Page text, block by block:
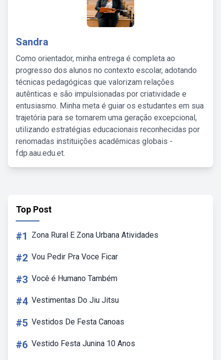
Sandra
Como orientador, minha entrega é completa ao
progresso dos alunos no contexto escolar, adotando
técnicas pedagógicas que valorizam relações
autênticas e são impulsionadas por criatividade e
entusiasmo. Minha meta é guiar os estudantes em sua
trajetória para se tornarem uma geração excepcional,
utilizando estratégias educacionais reconhecidas por
renomadas instituições acadêmicas globais -
fdp.aau.edu.et.
Top Post
#1 Zona Rural E Zona Urbana Atividades
#2 Vou Pedir Pra Voce Ficar
#3 Você é Humano Também
#4 Vestimentas Do Jiu Jitsu
#5 Vestidos De Festa Canoas
#6 Vestido Festa Junina 10 Anos